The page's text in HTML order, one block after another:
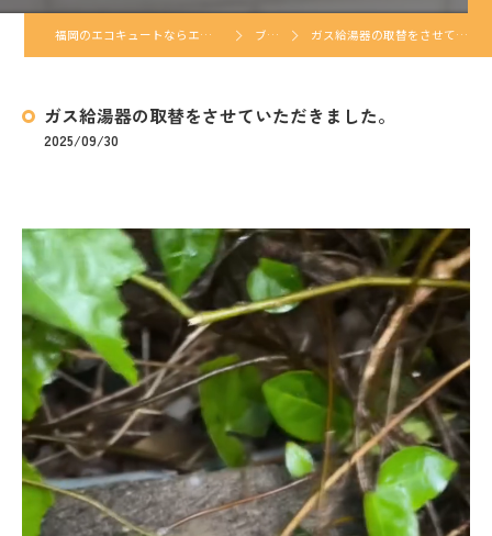
福岡のエコキュートならエナジー電気株式会社 ブログ ガス給湯器の取替をさせていただきました。
ガス給湯器の取替をさせていただきました。
2025/09/30